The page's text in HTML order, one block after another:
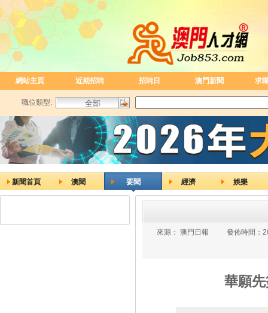
網站主頁 近期招聘 招聘日 澳門新聞 求
職位類型:
新聞首頁 澳聞 要聞 經濟 娛樂
來源： 澳門日報 發佈時間：
華願